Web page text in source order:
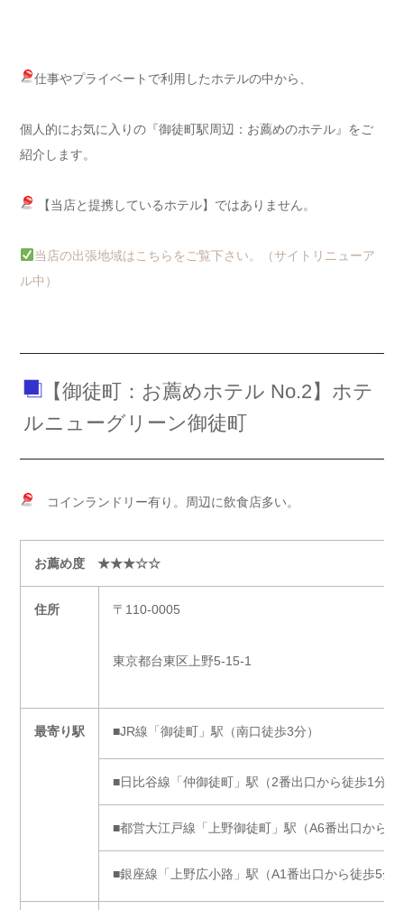
仕事やプライベートで利用したホテルの中から、
個人的にお気に入りの『御徒町駅周辺：お薦めのホテル』をご
紹介します。
【当店と提携しているホテル】ではありません。
当店の出張地域はこちらをご覧下さい。（サイトリニューア
ル中）
【御徒町：お薦めホテル No.2】ホテ
ルニューグリーン御徒町
コインランドリー有り。周辺に飲食店多い。
お薦め度 ★★★☆☆
住所 〒110-0005
東京都台東区上野5-15-1
最寄り駅 ■JR線「御徒町」駅（南口徒歩3分）
■日比谷線「仲御徒町」駅（2番出口から徒歩1分）
■都営大江戸線「上野御徒町」駅（A6番出口から徒
■銀座線「上野広小路」駅（A1番出口から徒歩5分